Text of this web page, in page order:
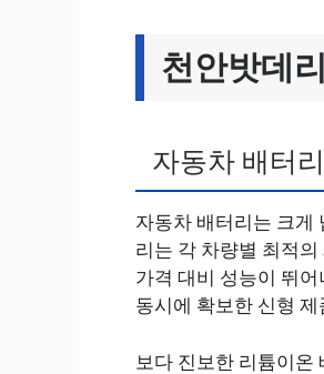
천안밧데
자동차 배터
자동차 배터리는 크게
리는 각 차량별 최적
가격 대비 성능이 뛰
동시에 확보한 신형 제
보다 진보한 리튬이온